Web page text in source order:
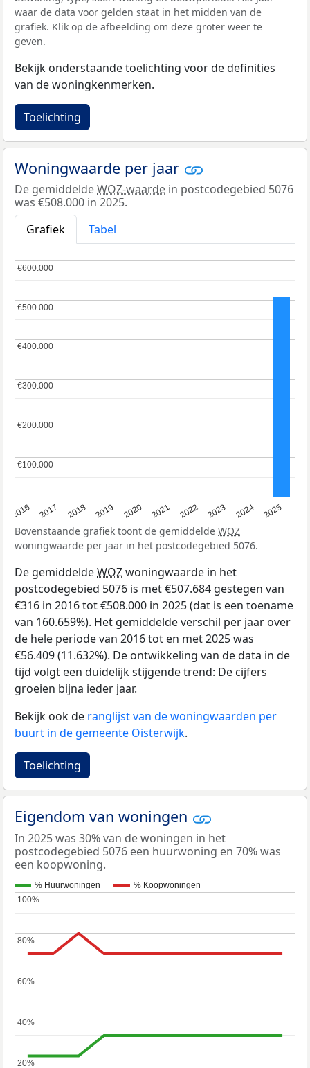
waar de data voor gelden staat in het midden van de
grafiek. Klik op de afbeelding om deze groter weer te
geven.
Bekijk onderstaande toelichting voor de definities
van de woningkenmerken.
Toelichting
Woningwaarde per jaar
De gemiddeldeWOZ-waarde in postcodegebied 5076
was €508.000 in 2025.
Grafiek
Tabel
2016 2017 2018 2019 2020 2021 2022 2023 2024 2025
€100.000
€100.000
€200.000
€200.000
€300.000
€300.000
€400.000
€400.000
€500.000
€500.000
€600.000
€600.000
Bovenstaande grafiek toont de gemiddelde WOZ
woningwaarde per jaar in het postcodegebied 5076.
De gemiddeldeWOZwoningwaarde in het
postcodegebied 5076 is met €507.684 gestegen van
€316 in 2016 tot €508.000 in 2025 (dat is een toename
van 160.659%). Het gemiddelde verschil per jaar over
de hele periode van 2016 tot en met 2025 was
€56.409 (11.632%). De ontwikkeling van de data in de
tijd volgt een duidelijk stijgende trend: De cijfers
groeien bijna ieder jaar.
Bekijk ook de ranglijst van de woningwaarden per
buurt in de gemeente Oisterwijk.
Toelichting
Eigendom van woningen
In 2025 was 30% van de woningen in het
postcodegebied 5076 een huurwoning en 70% was
een koopwoning.
% Huurwoningen % Koopwoningen
20%
20%
40%
40%
60%
60%
80%
80%
100%
100%